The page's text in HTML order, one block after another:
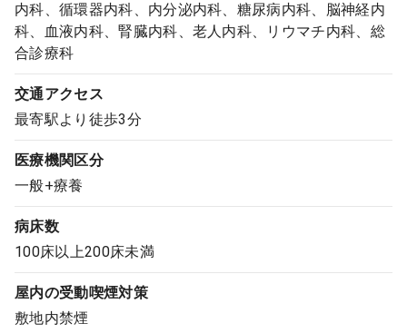
クリニック開業
DtoDとは
お問合せ
内科、循環器内科、内分泌内科、糖尿病内科、脳神経内
科、血液内科、腎臓内科、老人内科、リウマチ内科、総
合診療科
交通アクセス
最寄駅より徒歩3分
医療機関区分
一般+療養
病床数
100床以上200床未満
屋内の受動喫煙対策
敷地内禁煙